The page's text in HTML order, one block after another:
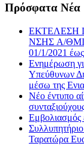
Πρόσφατα Νέα
ΕΚΤΕΛΕΣΗ
ΝΣΗΣ A/
01/1/2021
Ενημέρωση
Υπεύθυνων
μέσω της
Νέο έντυπο
Εμβολιασμός
Ταρατώρα